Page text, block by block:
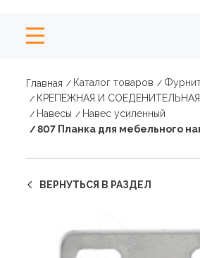
Главная Каталог товаров
КРЕПЕЖНАЯ И
Навесы
Навес усиленный
807 Планка для мебельного
ВЕРНУТЬСЯ В РАЗДЕЛ